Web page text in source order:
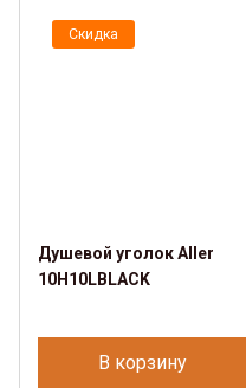
Скидка
Душевой уголок Aller
10H10LBLACK
В корзину